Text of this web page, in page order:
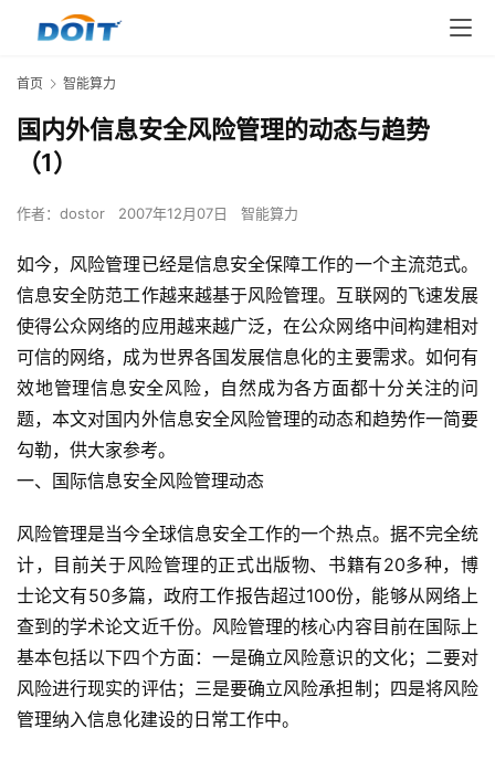
首页 智能算力
国内外信息安全风险管理的动态与趋势
（1）
作者： dostor 2007年12月07日 智能算力
如今，风险管理已经是信息安全保障工作的一个主流范式。
信息安全防范工作越来越基于风险管理。互联网的飞速发展
使得公众网络的应用越来越广泛，在公众网络中间构建相对
可信的网络，成为世界各国发展信息化的主要需求。如何有
效地管理信息安全风险，自然成为各方面都十分关注的问
题，本文对国内外信息安全风险管理的动态和趋势作一简要
勾勒，供大家参考。
一、国际信息安全风险管理动态
风险管理是当今全球信息安全工作的一个热点。据不完全统
计，目前关于风险管理的正式出版物、书籍有20多种，博
士论文有50多篇，政府工作报告超过100份，能够从网络上
查到的学术论文近千份。风险管理的核心内容目前在国际上
基本包括以下四个方面：一是确立风险意识的文化；二要对
风险进行现实的评估；三是要确立风险承担制；四是将风险
管理纳入信息化建设的日常工作中。